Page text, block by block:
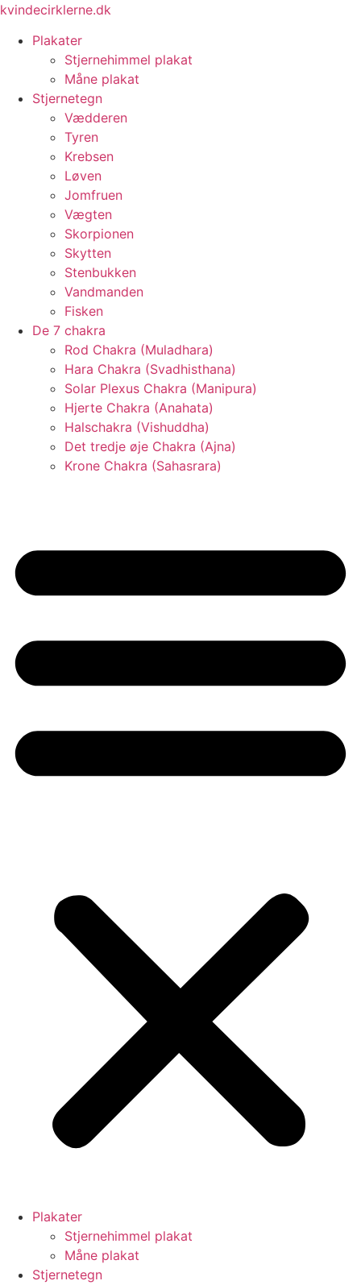
Videre
indhold
kvindecirklerne.dk
Plakater
Stjernehimmel plakat
Måne plakat
Stjernetegn
Vædderen
Tyren
Krebsen
Løven
Jomfruen
Vægten
Skorpionen
Skytten
Stenbukken
Vandmanden
Fisken
De 7 chakra
Rod Chakra (Muladhara)
Hara Chakra (Svadhisthana)
Solar Plexus Chakra (Manipura)
Hjerte Chakra (Anahata)
Halschakra (Vishuddha)
Det tredje øje Chakra (Ajna)
Krone Chakra (Sahasrara)
Plakater
Stjernehimmel plakat
Måne plakat
Stjernetegn